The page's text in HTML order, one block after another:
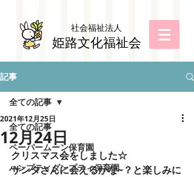
社会福祉法人
姫路文化福祉会
記事
全ての記事
ペーパームーン保育園
ハンプティダンプティ保育園
全ての記事
12月24日
2021年12月25日
クリスマス会をしました☆
サンタさんに会えるかな~？と楽しみに